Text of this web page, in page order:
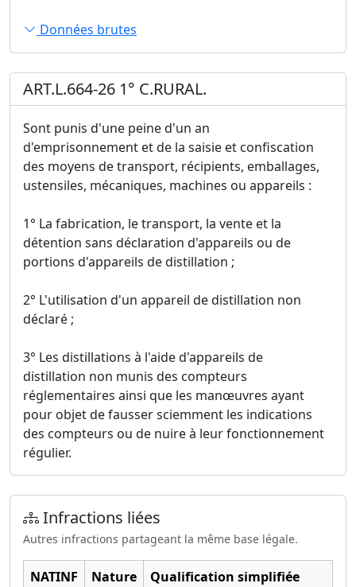
Données brutes
ART.L.664-26 1° C.RURAL.
Sont punis d'une peine d'un an
d'emprisonnement et de la saisie et confiscation
des moyens de transport, récipients, emballages,
ustensiles, mécaniques, machines ou appareils :
1° La fabrication, le transport, la vente et la
détention sans déclaration d'appareils ou de
portions d'appareils de distillation ;
2° L'utilisation d'un appareil de distillation non
déclaré ;
3° Les distillations à l'aide d'appareils de
distillation non munis des compteurs
réglementaires ainsi que les manœuvres ayant
pour objet de fausser sciemment les indications
des compteurs ou de nuire à leur fonctionnement
régulier.
Infractions liées
Autres infractions partageant la même base légale.
NATINF Nature
Qualification simplifiée